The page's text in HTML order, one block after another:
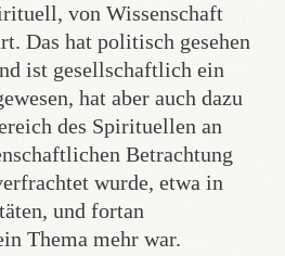
von Wissenschaft
Das hat politisch gesehen
ist gesellschaftlich ein
hat aber auch dazu
des Spirituellen an
Betrachtung
wurde, etwa in
und fortan
Thema mehr war.